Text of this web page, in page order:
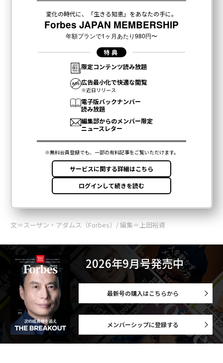
文＝スーザン・アダムス（Forbes）/ 編集＝上田裕資
2026年9月号発売中
最新号の購入はこちらから
メンバーシップに登録する